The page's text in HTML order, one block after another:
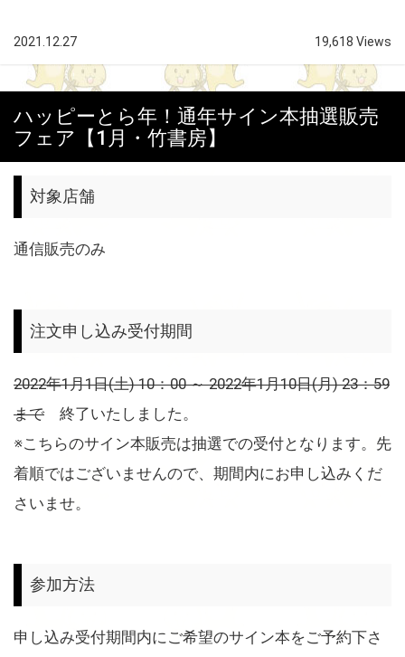
2021.12.27 19,618 Views
ハッピーとら年！通年サイン本抽選販売
フェア【1月・竹書房】
対象店舗
通信販売のみ
注文申し込み受付期間
2022年1月1日(土) 10：00 ～ 2022年1月10日(月) 23：59
まで 終了いたしました。
※こちらのサイン本販売は抽選での受付となります。先
着順ではございませんので、期間内にお申し込みくだ
さいませ。
参加方法
申し込み受付期間内にご希望のサイン本をご予約下さ